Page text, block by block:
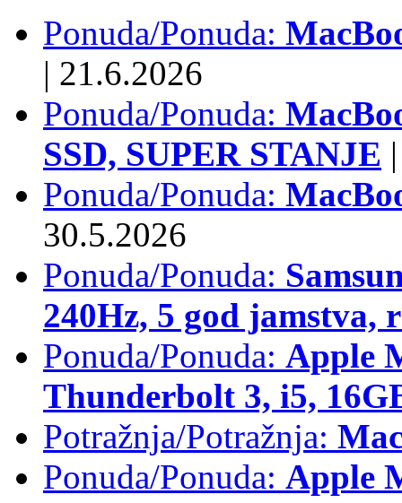
Ponuda/Ponuda:
| 21.6.2026
Ponuda/Ponuda:
SSD, SUPER STANJE |
Ponuda/Ponuda:
30.5.2026
Ponuda/Ponuda:
240Hz, 5 god jamstva,
Ponuda/Ponuda: Apple
Thunderbolt 3, i5,
Potražnja/Potražnja:
Ponuda/Ponuda: Apple